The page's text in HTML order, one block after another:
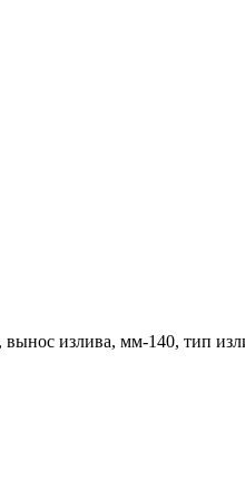
вынос излива, мм-140, тип